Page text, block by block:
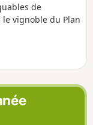
de
le vignoble du Plan